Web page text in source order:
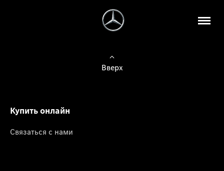
Вверх
Купить онлайн
Связаться с нами